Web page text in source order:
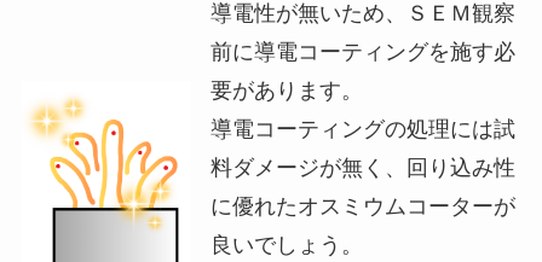
導電性が無いため、ＳＥＭ観察
前に導電コーティングを施す必
要があります。
導電コーティングの処理には試
料ダメージが無く、回り込み性
に優れたオスミウムコーターが
良いでしょう。